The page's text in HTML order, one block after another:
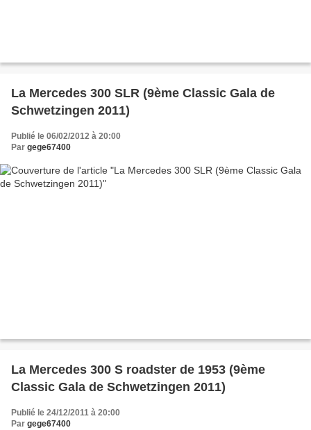
La Mercedes 300 SLR (9ème Classic Gala de
Schwetzingen 2011)
Publié le 06/02/2012 à 20:00
Par gege67400
La Mercedes 300 S roadster de 1953 (9ème
Classic Gala de Schwetzingen 2011)
Publié le 24/12/2011 à 20:00
Par gege67400